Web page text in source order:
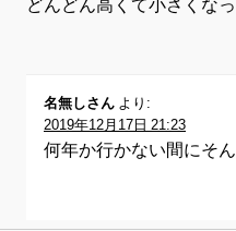
どんどん高くて小さくな
名無しさん より:
2019年12月17日 21:23
何年か行かない間にそ